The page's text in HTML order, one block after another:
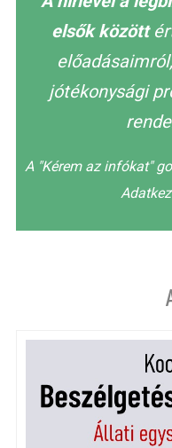
elsők között
jótékonysági
A "Kérem az infókat"